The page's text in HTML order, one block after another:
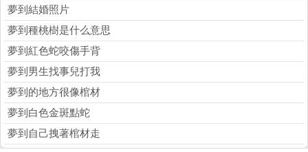
夢到結婚照片
夢到種桃樹是什么意思
夢到紅色蛇咬傷手背
夢到男生找事兒打我
夢到的地方很像棺材
夢到白色金斑點蛇
夢到自己拽著棺材走